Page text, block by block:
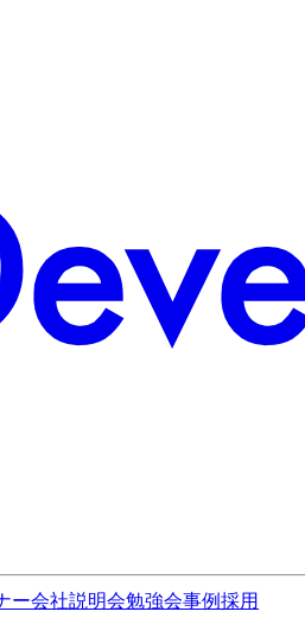
ー会社説明会勉強会事例採用